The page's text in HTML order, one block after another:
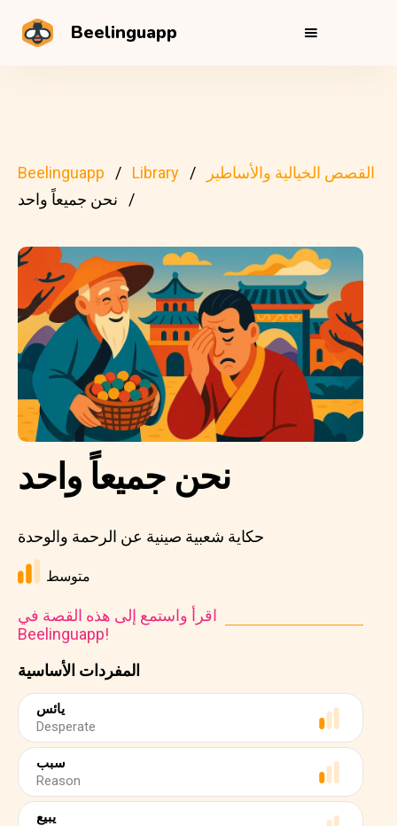
Beelinguapp
Beelinguapp Library
القصص الخيالية والأساطير
نحن جميعاً واحد
المفردات الأساسية
يائس
Desperate
سبب
Reason
يبيع
نحن جميعاً واحد
حكاية شعبية صينية عن الرحمة والوحدة
متوسط
اقرأ واستمع إلى هذه القصة في
Beelinguapp!